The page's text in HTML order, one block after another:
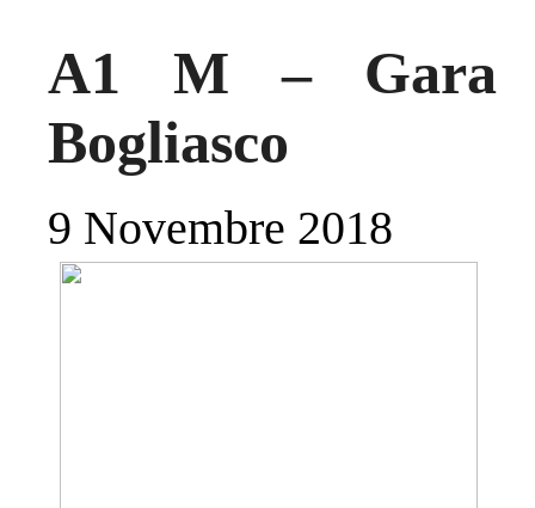
A1 M – Gara
Bogliasco
9 Novembre 2018